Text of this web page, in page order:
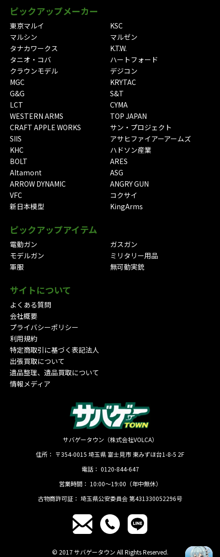
ピックアップメーカー
東京マルイ
KSC
マルシン
マルゼン
タナカワークス
K.T.W.
タニオ・コバ
ハートフォード
クラウンモデル
デジコン
MGC
KRYTAC
G&G
S&T
LCT
CYMA
WESTERN ARMS
TOP JAPAN
CRAFT APPLE WORKS
サン・プロジェクト
SIIS
アサヒファイアーアームズ
KHC
ハドソン産業
BOLT
ARES
Altamont
ASG
ARROW DYNAMIC
ANGRY GUN
VFC
コクサイ
新日本模型
KingArms
ピックアップアイテム
電動ガン
ガスガン
モデルガン
ミリタリー用品
軍服
無可動実銃
サイトについて
よくある質問
会社概要
プライバシーポリシー
利用規約
特定商取引に基づく表記法人
出張買取について
遺品整理、遺品買取について
情報メディア
サバゲータウン（株式会社VOLCA）
住所： 〒354-0015 埼玉県 富士見市 東みずほ台1-8-5 2F
電話： 0120-844-647
営業時間： 10:00〜19:00（年中無休）
古物商許可証： 埼玉県公安委員会 第431330052296号
© 2017 サバゲータウン All Rights Reserved.